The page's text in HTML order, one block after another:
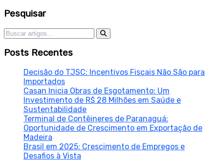
Sidebar
Pesquisar
Pesquisar por:
Posts Recentes
Decisão do TJSC: Incentivos Fiscais Não São para
Importados
Casan Inicia Obras de Esgotamento: Um
Investimento de R$ 28 Milhões em Saúde e
Sustentabilidade
Terminal de Contêineres de Paranaguá:
Oportunidade de Crescimento em Exportação de
Madeira
Brasil em 2025: Crescimento de Empregos e
Desafios à Vista